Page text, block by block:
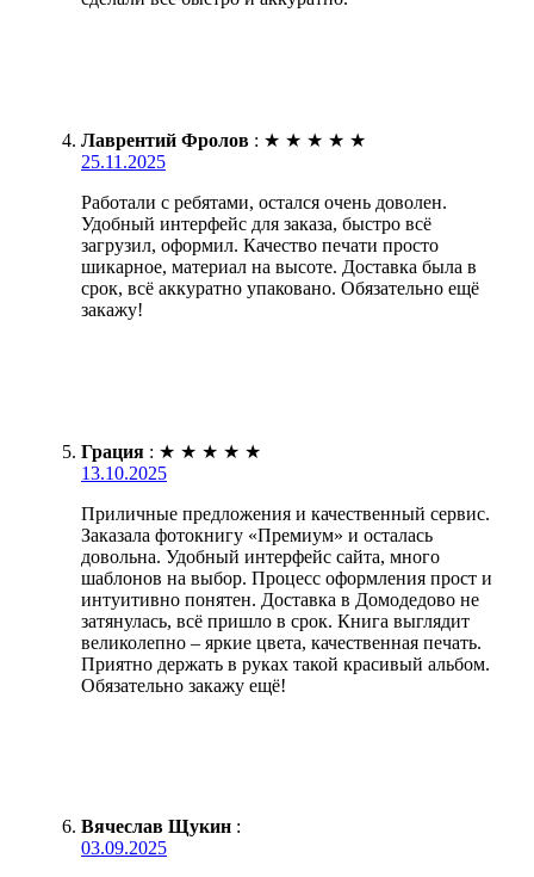
Лаврентий Фролов : ★ ★ ★ ★ ★
25.11.2025
Работали с ребятами, остался очень доволен.
Удобный интерфейс для заказа, быстро всё
загрузил, оформил. Качество печати просто
шикарное, материал на высоте. Доставка была в
срок, всё аккуратно упаковано. Обязательно ещё
закажу!
Грация : ★ ★ ★ ★ ★
13.10.2025
Приличные предложения и качественный сервис.
Заказала фотокнигу «Премиум» и осталась
довольна. Удобный интерфейс сайта, много
шаблонов на выбор. Процесс оформления прост и
интуитивно понятен. Доставка в Домодедово не
затянулась, всё пришло в срок. Книга выглядит
великолепно – яркие цвета, качественная печать.
Приятно держать в руках такой красивый альбом.
Обязательно закажу ещё!
Вячеслав Щукин :
03.09.2025